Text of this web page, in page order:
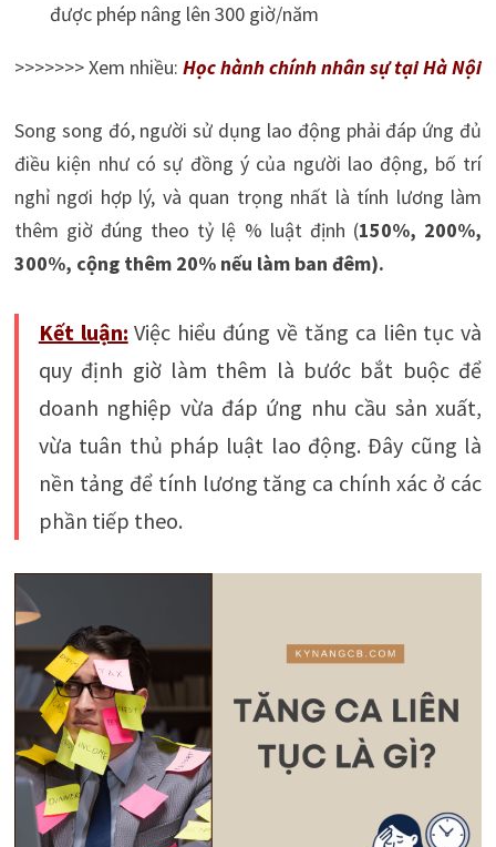
được phép nâng lên 300 giờ/năm
>>>>>>> Xem nhiều: Học hành chính nhân sự tại Hà Nội
Song song đó, người sử dụng lao động phải đáp ứng đủ
điều kiện như có sự đồng ý của người lao động, bố trí
nghỉ ngơi hợp lý, và quan trọng nhất là tính lương làm
thêm giờ đúng theo tỷ lệ % luật định (150%, 200%,
300%, cộng thêm 20% nếu làm ban đêm).
Kết luận: Việc hiểu đúng về tăng ca liên tục và
quy định giờ làm thêm là bước bắt buộc để
doanh nghiệp vừa đáp ứng nhu cầu sản xuất,
vừa tuân thủ pháp luật lao động. Đây cũng là
nền tảng để tính lương tăng ca chính xác ở các
phần tiếp theo.